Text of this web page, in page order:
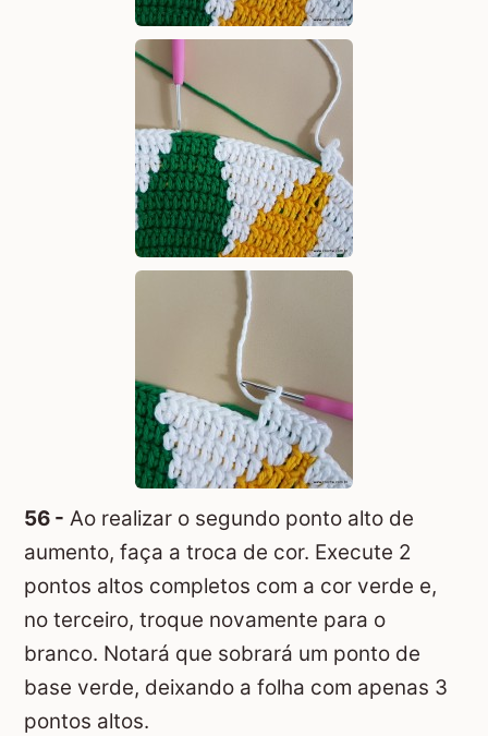
56 - Ao realizar o segundo ponto alto de
aumento, faça a troca de cor. Execute 2
pontos altos completos com a cor verde e,
no terceiro, troque novamente para o
branco. Notará que sobrará um ponto de
base verde, deixando a folha com apenas 3
pontos altos.